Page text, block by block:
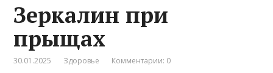
Зеркалин при
прыщах
30.01.2025 Здоровье Комментарии: 0